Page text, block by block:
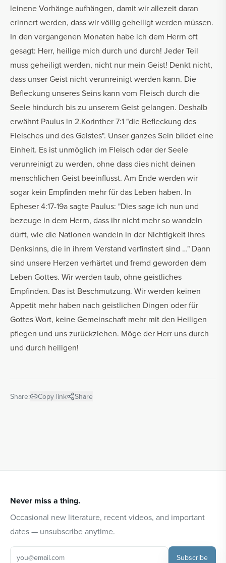
leinene Vorhänge aufhängen, damit wir allezeit daran
erinnert werden, dass wir völlig geheiligt werden müssen.
In den vergangenen Monaten habe ich dem Herrn oft
gesagt: Herr, heilige mich durch und durch! Jeder Teil
muss geheiligt werden, nicht nur mein Geist! Denkt nicht,
dass unser Geist nicht verunreinigt werden kann. Die
Befleckung unseres Seins kann vom Fleisch durch die
Seele hindurch bis zu unserem Geist gelangen. Deshalb
erwähnt Paulus in 2.Korinther 7:1 "die Befleckung des
Fleisches und des Geistes". Unser ganzes Sein bildet eine
Einheit. Es ist unmöglich im Fleisch oder der Seele
verunreinigt zu werden, ohne dass dies nicht deinen
menschlichen Geist beeinflusst. Am Ende werden wir
sogar kein Empfinden mehr für das Leben haben. In
Epheser 4:17-19a sagte Paulus: "Dies sage ich nun und
bezeuge in dem Herrn, dass ihr nicht mehr so wandeln
dürft, wie die Nationen wandeln in der Nichtigkeit ihres
Denksinns, die in ihrem Verstand verfinstert sind …" Dann
sind unsere Herzen verhärtet und fremd geworden dem
Leben Gottes. Wir werden taub, ohne geistliches
Empfinden. Das ist Beschmutzung. Wir werden keinen
Appetit mehr haben nach geistlichen Dingen oder für
Gottes Wort, keine Gemeinschaft mehr mit den Heiligen
pflegen und uns zurückziehen. Möge der Herr uns durch
und durch heiligen!
Share: Copy link Share
Never miss a thing.
Occasional new literature, recent videos, and important
dates — unsubscribe anytime.
Subscribe